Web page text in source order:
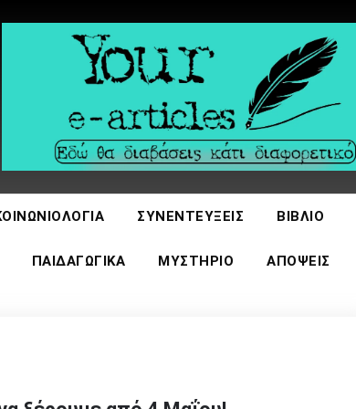
ΣΥΝΕΝΤΕΎΞΕΙΣ ΒΙΒΛΊΟ
ΠΑΙΔΑΓΩΓΙΚΆ ΜΥΣΤΉΡΙΟ ΑΠΌΨΕΙΣ